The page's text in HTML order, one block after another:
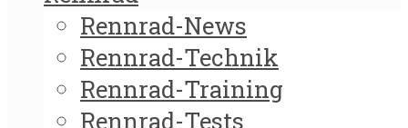
Rennrad-News
Rennrad-Technik
Rennrad-Training
Rennrad-Tests